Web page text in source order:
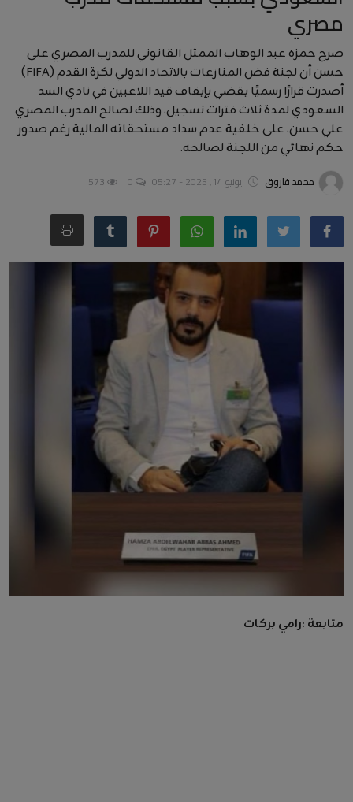
أخبار عربية وعالمية
علوم وتكنولوجيا
طب وعلاج
سياسة ونواب
محافظات
مقالات
مصري
صرح حمزه عبد الوهاب الممثل القانوني للمدرب المصري على
حسن أن لجنة فض المنازعات بالاتحاد الدولي لكرة القدم (FIFA)
أصدرت قرارًا رسميًا يقضي بإيقاف قيد اللاعبين في نادي السد
السعودي لمدة ثلاث فترات تسجيل، وذلك لصالح المدرب المصري
علي حسن، على خلفية عدم سداد مستحقاته المالية رغم صدور
حكم نهائي من اللجنة لصالحه.
محمد فاروق يونيو 14, 2025 - 05:27
متابعة :رامي بركات